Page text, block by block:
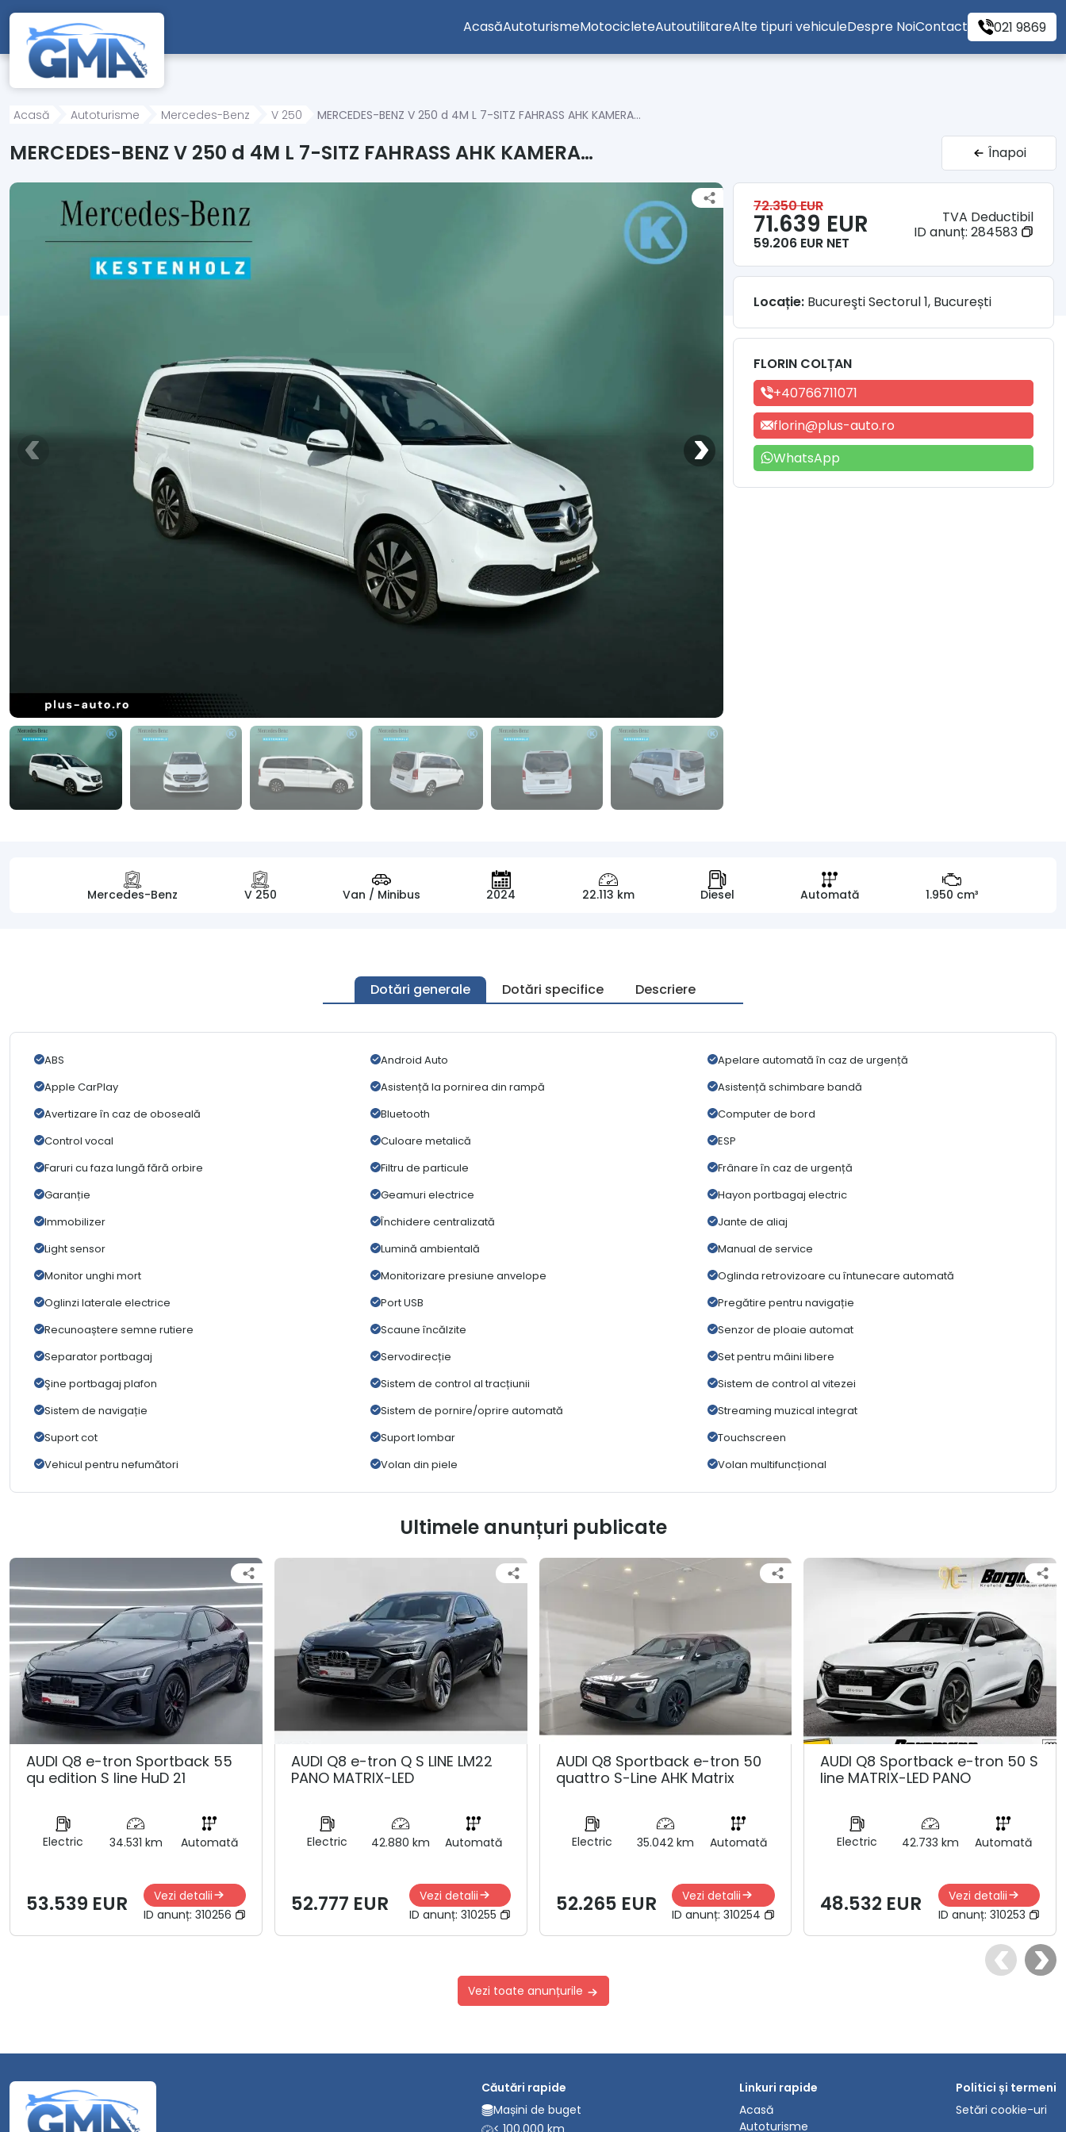
Mergi direct la conținutul principal
AcasăAutoturismeMotocicleteAutoutilitareAlte tipuri vehiculeDespre NoiContact 021 9869
Acasă Autoturisme Mercedes-Benz V 250 MERCEDES-BENZ V 250 d 4M L 7-SITZ FAHRASS AHK KAMERA…
MERCEDES-BENZ V 250 d 4M L 7-SITZ FAHRASS AHK KAMERA… Înapoi
Mercedes-Benz V 250 Van / Minibus 2024 22.113 km Diesel Automată 1.950 cm³
Dotări generale Dotări specifice Descriere
ABS Android Auto
Apelare automată în caz de urgență
Apple CarPlay
Asistență la pornirea din rampă
Asistență schimbare bandă
Avertizare în caz de oboseală
Bluetooth
Computer de bord
Control vocal
Culoare metalică
ESP
Faruri cu faza lungă fără orbire
Filtru de particule
Frânare în caz de urgență
Garanție
Geamuri electrice
Hayon portbagaj electric
Immobilizer
Închidere centralizată
Jante de aliaj
Light sensor
Lumină ambientală
Manual de service
Monitor unghi mort
Monitorizare presiune anvelope
Oglinda retrovizoare cu întunecare automată
Oglinzi laterale electrice
Port USB
Pregătire pentru navigație
Recunoaștere semne rutiere
Scaune încălzite
Senzor de ploaie automat
Separator portbagaj
Servodirecție
Set pentru mâini libere
Şine portbagaj plafon
Sistem de control al tracțiunii
Sistem de control al vitezei
Sistem de navigație
Sistem de pornire/oprire automată
Streaming muzical integrat
Suport cot
Suport lombar
Touchscreen
Vehicul pentru nefumători
Volan din piele Volan multifuncțional
72.350 EUR
71.639 EUR
59.206 EUR NET
TVA Deductibil
ID anunț: 284583
Locație: Bucureşti Sectorul 1, București
FLORIN COLȚAN
+40766711071
florin@plus-auto.ro
WhatsApp
Ultimele anunțuri publicate
AUDI Q8 e-tron Sportback 55
qu edition S line HuD 21
Electric 34.531 km Automată
53.539 EUR
Vezi detalii
ID anunț: 310256
AUDI Q8 e-tron Q S LINE LM22
PANO MATRIX-LED
Electric 42.880 km Automată
52.777 EUR
Vezi detalii
ID anunț: 310255
AUDI Q8 Sportback e-tron 50
quattro S-Line AHK Matrix
Electric 35.042 km Automată
52.265 EUR
Vezi detalii
ID anunț:310254
AUDI Q8 Sportback e-tron 50 S
line MATRIX-LED PANO
Electric 42.733 km Automată
48.532 EUR
Vezi detalii
ID anunț: 310253
Vezi toate anunțurile
Căutări rapide
Mașini de buget
Linkuri rapide
Acasă
Autoturisme
Politici și termeni
Setări cookie-uri